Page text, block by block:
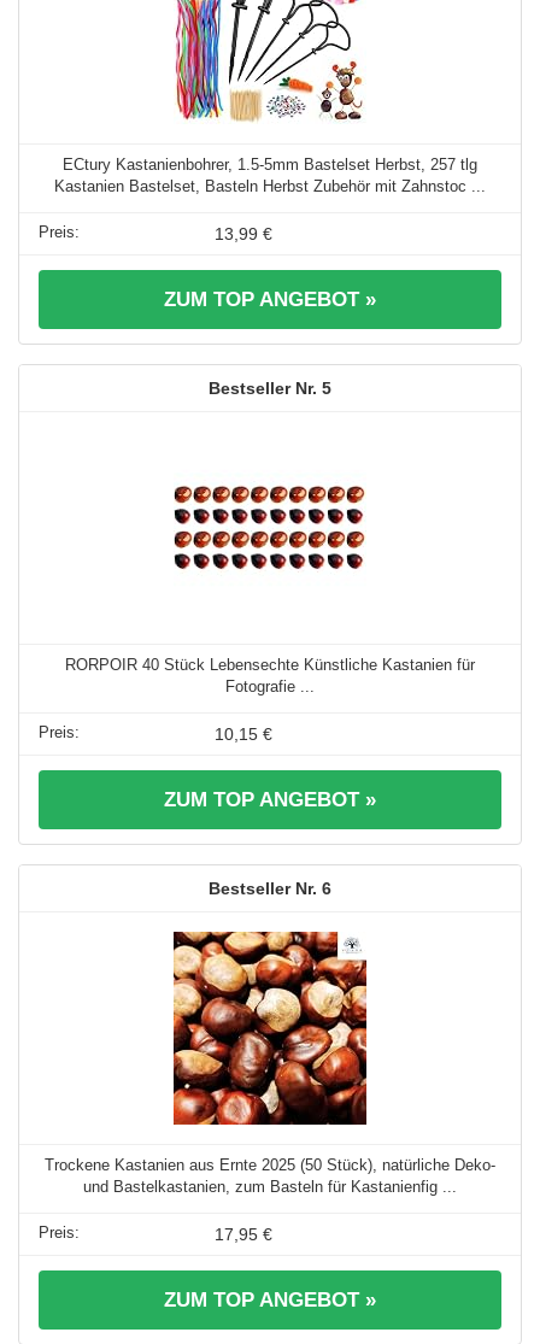
ECtury Kastanienbohrer, 1.5-5mm Bastelset Herbst, 257 tlg
Kastanien Bastelset, Basteln Herbst Zubehör mit Zahnstoc ...
13,99 €
ZUM TOP ANGEBOT »
5
RORPOIR 40 Stück Lebensechte Künstliche Kastanien für
Fotografie ...
10,15 €
ZUM TOP ANGEBOT »
6
Trockene Kastanien aus Ernte 2025 (50 Stück), natürliche Deko-
und Bastelkastanien, zum Basteln für Kastanienfig ...
17,95 €
ZUM TOP ANGEBOT »